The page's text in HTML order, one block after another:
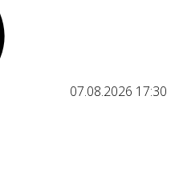
07.08.2026 17:30